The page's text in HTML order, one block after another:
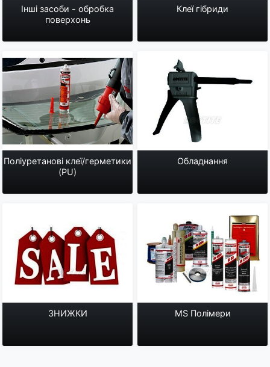
Інші засоби - обробка
поверхонь
Клеї гібриди
Поліуретанові клеї/герметики
(PU)
Обладнання
ЗНИЖКИ MS Полімери